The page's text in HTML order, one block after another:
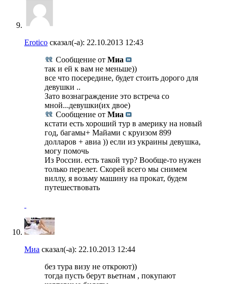
Erotico сказал(-а): 22.10.2013 12:43
Сообщение от Миа
так и ей к вам не меньше))
все что посередине, будет стоить дорого для
девушки ..
Зато вознаграждение это встреча со
мной...девушки(их двое)
Сообщение от Миа
кстати есть хороший тур в америку на новый
год, багамы+ Майами с круизом 899
долларов + авиа )) если из украины девушка,
могу помочь
Из России. есть такой тур? Вообще-то нужен
только перелет. Скорей всего мы снимем
виллу, я возьму машину на прокат, будем
путешествовать
Миа сказал(-а): 22.10.2013 12:44
без тура визу не откроют))
тогда пусть берут вьетнам , покупают